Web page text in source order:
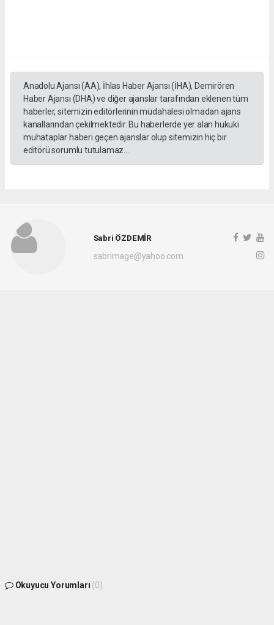
Anadolu Ajansı (AA), İhlas Haber Ajansı (İHA), Demirören
Haber Ajansı (DHA) ve diğer ajanslar tarafından eklenen tüm
haberler, sitemizin editörlerinin müdahalesi olmadan ajans
kanallarından çekilmektedir. Bu haberlerde yer alan hukuki
muhataplar haberi geçen ajanslar olup sitemizin hiç bir
editörü sorumlu tutulamaz...
Sabri ÖZDEMİR
sabrimage@yahoo.com
Okuyucu Yorumları (0)